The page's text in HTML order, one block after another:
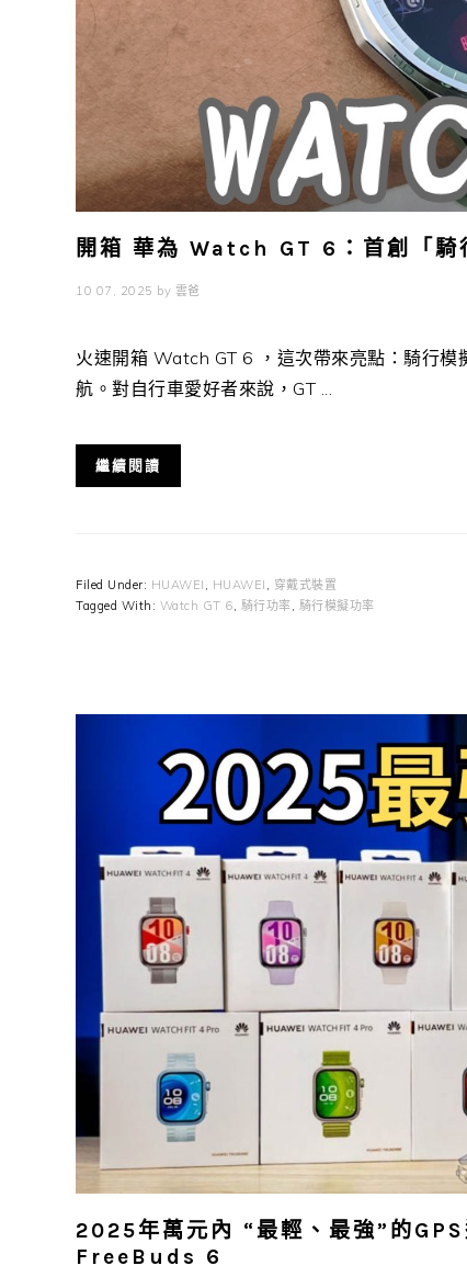
開箱 華為 Watch GT 6：首創「騎
10 07, 2025 by 雲爸
火速開箱 Watch GT 6 ，這次帶來亮點：騎行
航。對自行車愛好者來說，GT ...
繼續閱讀
Filed Under: HUAWEI , HUAWEI , 穿戴式裝置
Tagged With: Watch GT 6, 騎行功率, 騎行模擬功率
2025年萬元內 “最輕、最強”的
FreeBuds 6